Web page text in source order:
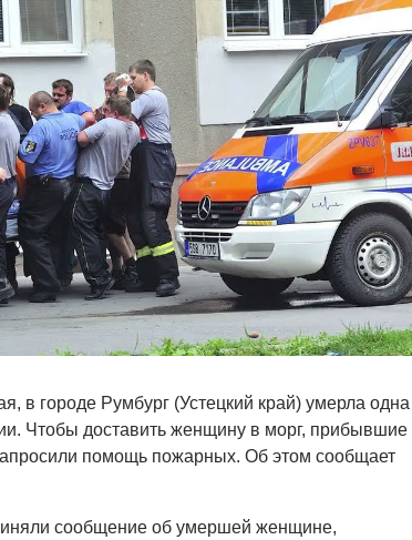
в городе Румбург (Устецкий край) умерла одна
Чтобы доставить женщину в морг, прибывшие
помощь пожарных. Об этом сообщает
сообщение об умершей женщине,